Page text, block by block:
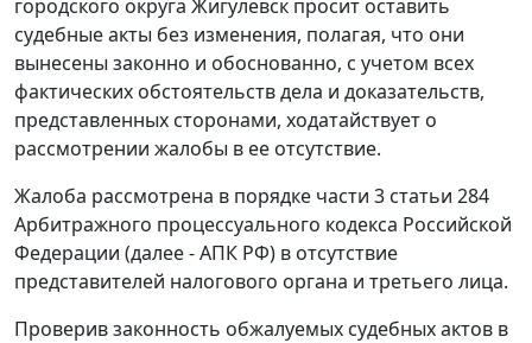
городского округа Жигулевск просит оставить
судебные акты без изменения, полагая, что они
вынесены законно и обоснованно, с учетом всех
фактических обстоятельств дела и доказательств,
представленных сторонами, ходатайствует о
рассмотрении жалобы в ее отсутствие.
Жалоба рассмотрена в порядке части 3 статьи 284
Арбитражного процессуального кодекса Российской
Федерации (далее - АПК РФ) в отсутствие
представителей налогового органа и третьего лица.
Проверив законность обжалуемых судебных актов в